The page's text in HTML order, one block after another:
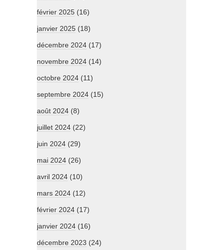
février 2025 (16)
janvier 2025 (18)
décembre 2024 (17)
novembre 2024 (14)
octobre 2024 (11)
septembre 2024 (15)
août 2024 (8)
juillet 2024 (22)
juin 2024 (29)
mai 2024 (26)
avril 2024 (10)
mars 2024 (12)
février 2024 (17)
janvier 2024 (16)
décembre 2023 (24)